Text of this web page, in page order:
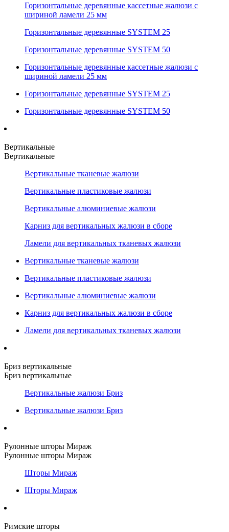
Горизонтальные деревянные кассетные жалюзи с
шириной ламели 25 мм
Горизонтальные деревянные SYSTEM 25
Горизонтальные деревянные SYSTEM 50
Горизонтальные деревянные кассетные жалюзи с
шириной ламели 25 мм
Горизонтальные деревянные SYSTEM 25
Горизонтальные деревянные SYSTEM 50
Вертикальные
Вертикальные
Вертикальные тканевые жалюзи
Вертикальные пластиковые жалюзи
Вертикальные алюминиевые жалюзи
Карниз для вертикальных жалюзи в сборе
Ламели для вертикальных тканевых жалюзи
Вертикальные тканевые жалюзи
Вертикальные пластиковые жалюзи
Вертикальные алюминиевые жалюзи
Карниз для вертикальных жалюзи в сборе
Ламели для вертикальных тканевых жалюзи
Бриз вертикальные
Бриз вертикальные
Вертикальные жалюзи Бриз
Вертикальные жалюзи Бриз
Рулонные шторы Мираж
Рулонные шторы Мираж
Шторы Мираж
Шторы Мираж
Римские шторы